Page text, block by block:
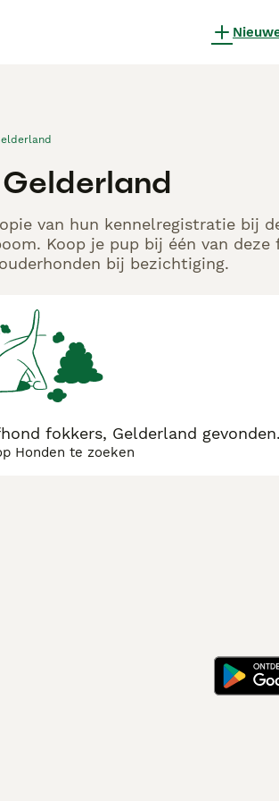
van hun kennelregistratie bij
Koop je pup bij één van
bij bezichtiging.
fokkers, Gelderland gevonden.
Honden te zoeken